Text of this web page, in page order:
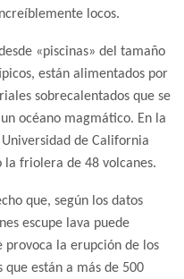
locos.
«piscinas» del tamaño
están alimentados por
sobrecalentados que se
océano magmático. En la
de California
la friolera de 48 volcanes.
que, según los datos
escupe lava puede
provoca la erupción de los
están a más de 500